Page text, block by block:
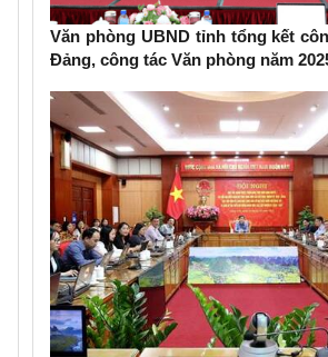
Văn phòng UBND tỉnh tổng kết
Đảng, công tác Văn phòng năm